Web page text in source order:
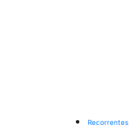
Recorrentes